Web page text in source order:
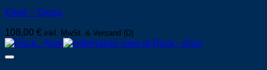
Kleid – Signa
108,00 € inkl. MwSt. & Versand (D)